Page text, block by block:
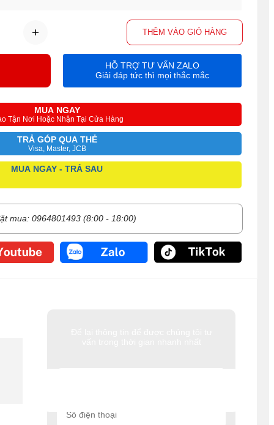
THÊM VÀO GIỎ HÀNG
MUA NGAY
Tận Nơi Hoặc Nhận Tại Cửa Hàng
TRẢ GÓP QUA THẺ
Visa, Master, JCB
MUA NGAY - TRẢ SAU
mua: 0964801493 (8:00 - 18:00)
HỖ TRỢ TƯ VẤN ZALO
Giải đáp tức thì mọi thắc mắc